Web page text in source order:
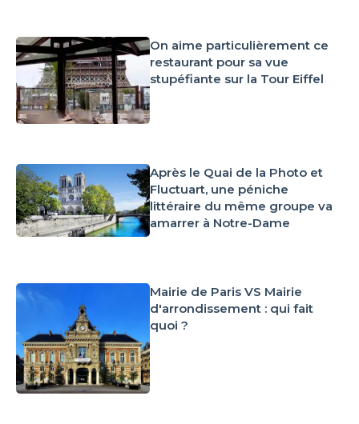
On aime particulièrement ce
restaurant pour sa vue
stupéfiante sur la Tour Eiffel
Après le Quai de la Photo et
Fluctuart, une péniche
littéraire du même groupe va
amarrer à Notre-Dame
Mairie de Paris VS Mairie
d'arrondissement : qui fait
quoi ?